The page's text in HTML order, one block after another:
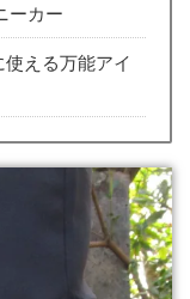
ーカー
える万能アイ